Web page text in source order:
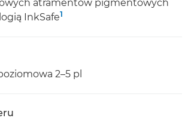
atramentów pigmentowych
InkSafe1
2–5 pl